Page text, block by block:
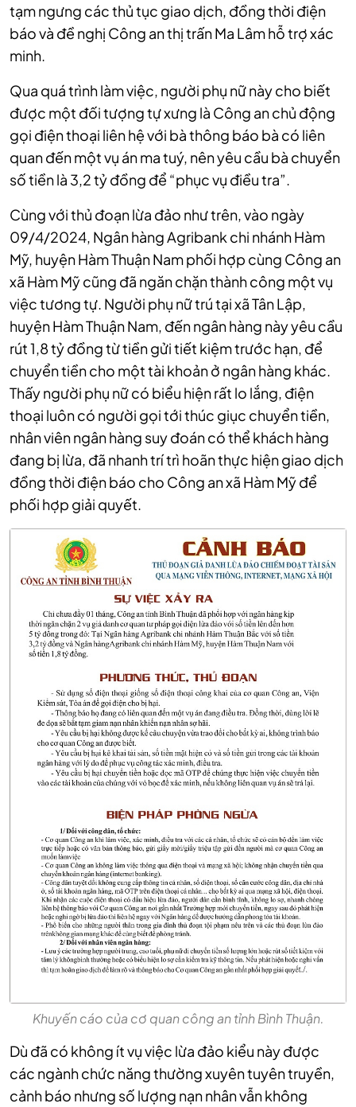
tạm ngưng các thủ tục giao dịch, đồng thời điện
báo và đề nghị Công an thị trấn Ma Lâm hỗ trợ xác
minh.
Qua quá trình làm việc, người phụ nữ này cho biết
được một đối tượng tự xưng là Công an chủ động
gọi điện thoại liên hệ với bà thông báo bà có liên
quan đến một vụ án ma tuý, nên yêu cầu bà chuyển
số tiền là 3,2 tỷ đồng để “phục vụ điều tra”.
Cùng với thủ đoạn lừa đảo như trên, vào ngày
09/4/2024, Ngân hàng Agribank chi nhánh Hàm
Mỹ, huyện Hàm Thuận Nam phối hợp cùng Công an
xã Hàm Mỹ cũng đã ngăn chặn thành công một vụ
việc tương tự. Người phụ nữ trú tại xã Tân Lập,
huyện Hàm Thuận Nam, đến ngân hàng này yêu cầu
rút 1,8 tỷ đồng từ tiền gửi tiết kiệm trước hạn, để
chuyển tiền cho một tài khoản ở ngân hàng khác.
Thấy người phụ nữ có biểu hiện rất lo lắng, điện
thoại luôn có người gọi tới thúc giục chuyển tiền,
nhân viên ngân hàng suy đoán có thể khách hàng
đang bị lừa, đã nhanh trí trì hoãn thực hiện giao dịch
đồng thời điện báo cho Công an xã Hàm Mỹ để
phối hợp giải quyết.
Khuyến cáo của cơ quan công an tỉnh Bình Thuận.
Dù đã có không ít vụ việc lừa đảo kiểu này được
các ngành chức năng thường xuyên tuyên truyền,
cảnh báo nhưng số lượng nạn nhân vẫn không